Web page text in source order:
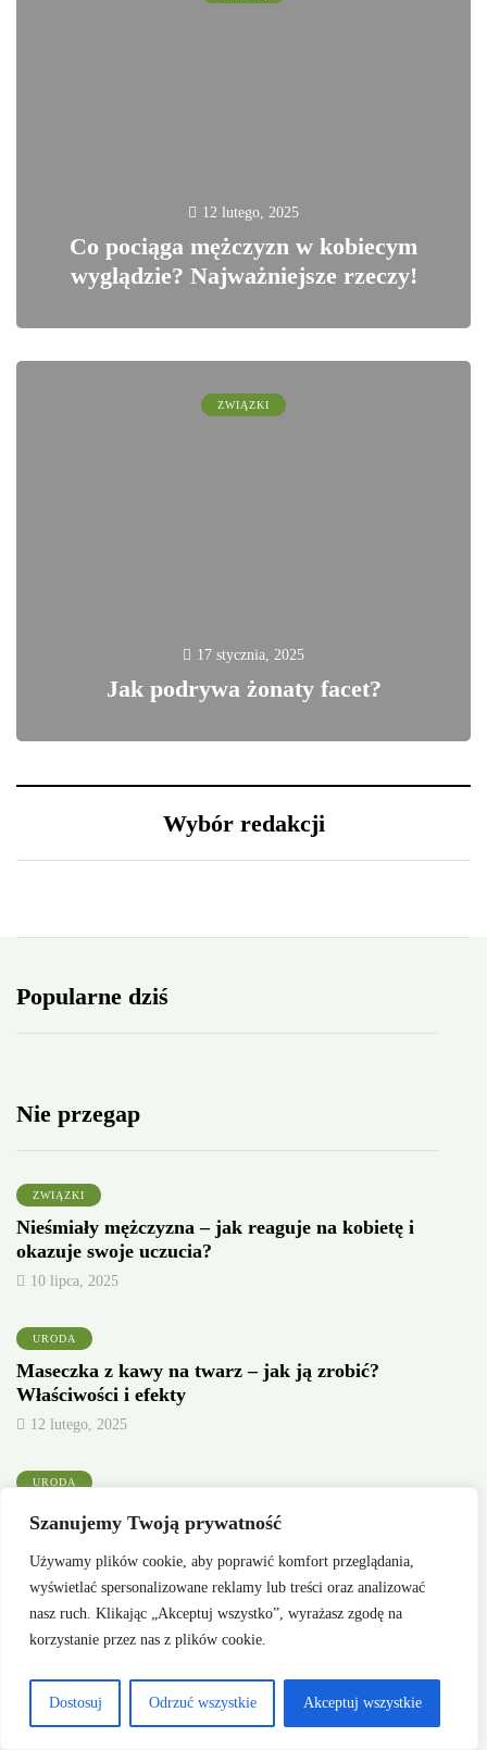
Szanujemy Twoją prywatność
Używamy plików cookie, aby poprawić komfort przeglądania,
wyświetlać spersonalizowane reklamy lub treści oraz analizować
nasz ruch. Klikając „Akceptuj wszystko”, wyrażasz zgodę na
korzystanie przez nas z plików cookie.
Dostosuj Odrzuć wszystkie Akceptuj wszystkie
12 lutego, 2025
Co pociąga mężczyzn w kobiecym
wyglądzie? Najważniejsze rzeczy!
ZWIĄZKI
17 stycznia, 2025
Jak podrywa żonaty facet?
Wybór redakcji
Popularne dziś
Nie przegap
ZWIĄZKI
Nieśmiały mężczyzna – jak reaguje na kobietę i
okazuje swoje uczucia?
10 lipca, 2025
URODA
Maseczka z kawy na twarz – jak ją zrobić?
Właściwości i efekty
12 lutego, 2025
URODA
Maseczka z awokado na twarz – jak ją zrobić?
Właściwości i efekty
12 lutego, 2025
Najnowsze